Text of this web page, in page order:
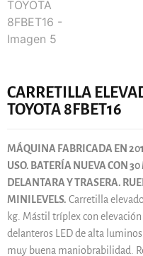
CARRETILLA
TOYOTA 8FBET16
MÁQUINA FABRICADA EN
USO. BATERÍA NUEVA CON
DELANTARA Y TRASERA.
MINILEVELS. Carretilla
kg. Mástil tríplex con
delanteros LED de alta
muy buena maniobrabilidad.